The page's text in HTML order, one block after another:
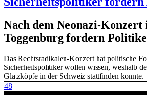
Nach dem Neonazi-Konzert
Toggenburg fordern
Das Rechtsradikalen-Konzert hat politische
Sicherheitspolitiker wollen wissen, weshalb
Glatzköpfe in der Schweiz stattfinden konnte.
48